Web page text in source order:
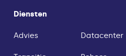
Diensten
Advies Datacenter